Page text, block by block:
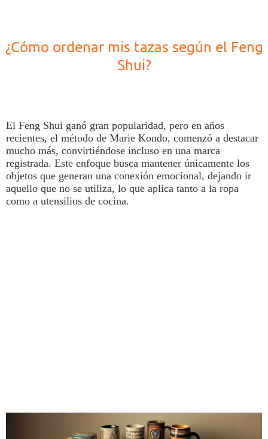
¿Cómo ordenar mis tazas según el Feng
Shui?
El Feng Shui ganó gran popularidad, pero en años
recientes, el método de Marie Kondo, comenzó a destacar
mucho más, convirtiéndose incluso en una marca
registrada. Este enfoque busca mantener únicamente los
objetos que generan una conexión emocional, dejando ir
aquello que no se utiliza, lo que aplica tanto a la ropa
como a utensilios de cocina.